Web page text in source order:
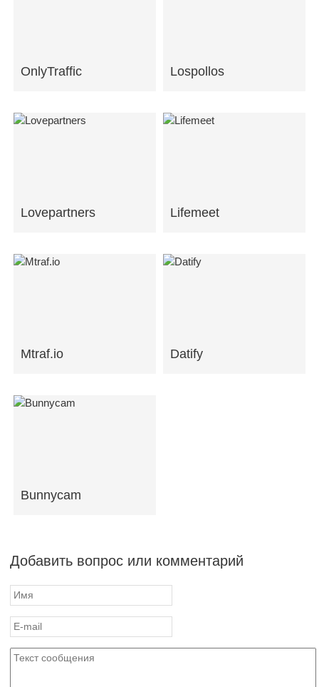
OnlyTraffic Lospollos
Lovepartners Lifemeet
Mtraf.io Datify
Bunnycam
Добавить вопрос или комментарий